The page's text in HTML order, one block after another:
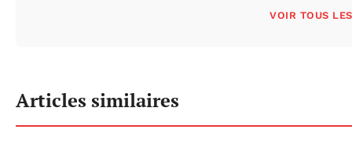
VOIR TOUS
Articles similaires